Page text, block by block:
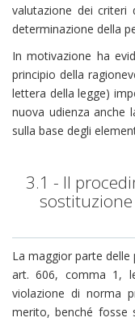
valutazione dei criteri
determinazione della
In motivazione ha
principio della
lettera della legge)
nuova udienza anche
sulla base degli
3.1 - Il
La maggior parte
art. 606, comma 1,
violazione di norma
merito, benché fosse